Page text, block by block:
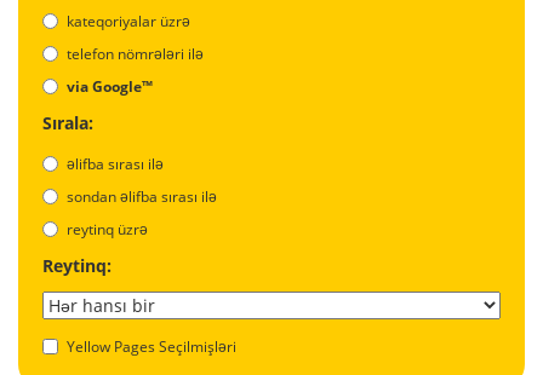
kateqoriyalar üzrə
telefon nömrələri ilə
via Google™
Sırala:
əlifba sırası ilə
sondan əlifba sırası ilə
reytinq üzrə
Reytinq:
Yellow Pages Seçilmişləri